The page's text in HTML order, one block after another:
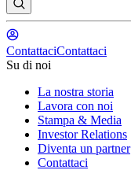
ContattaciContattaci
Su di noi
La nostra storia
Lavora con noi
Stampa & Media
Investor Relations
Diventa un partner
Contattaci